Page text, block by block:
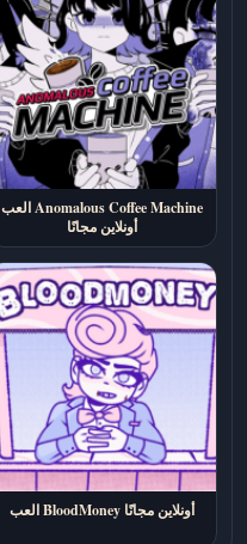
العب Anomalous Coffee Machine
أونلاين مجانًا
العب BloodMoney أونلاين مجانًا